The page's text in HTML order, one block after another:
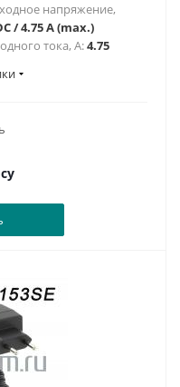
напряжение,
/ 4.75 A (max.)
тока, А:4.75